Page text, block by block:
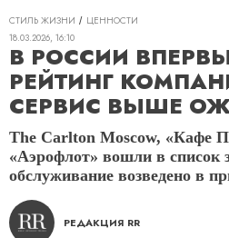
СТИЛЬ ЖИЗНИ
ЦЕННОСТИ
18.03.2026, 16:10
В РОССИИ
РЕЙТИНГ
СЕРВИС ВЫШЕ
The Carlton Moscow, «Кафе
«Аэрофлот» вошли в список
обслуживание возведено в
РЕДАКЦИЯ RR